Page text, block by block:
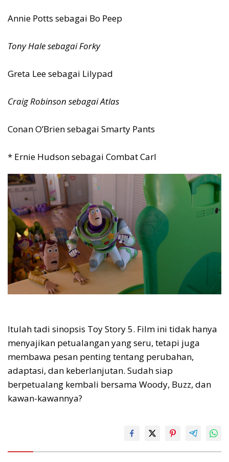
Annie Potts sebagai Bo Peep
Tony Hale sebagai Forky
Greta Lee sebagai Lilypad
Craig Robinson sebagai Atlas
Conan O’Brien sebagai Smarty Pants
* Ernie Hudson sebagai Combat Carl
Itulah tadi sinopsis Toy Story 5. Film ini tidak hanya
menyajikan petualangan yang seru, tetapi juga
membawa pesan penting tentang perubahan,
adaptasi, dan keberlanjutan. Sudah siap
berpetualang kembali bersama Woody, Buzz, dan
kawan-kawannya?